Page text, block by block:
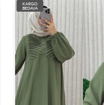
KARGO
BEDAVA